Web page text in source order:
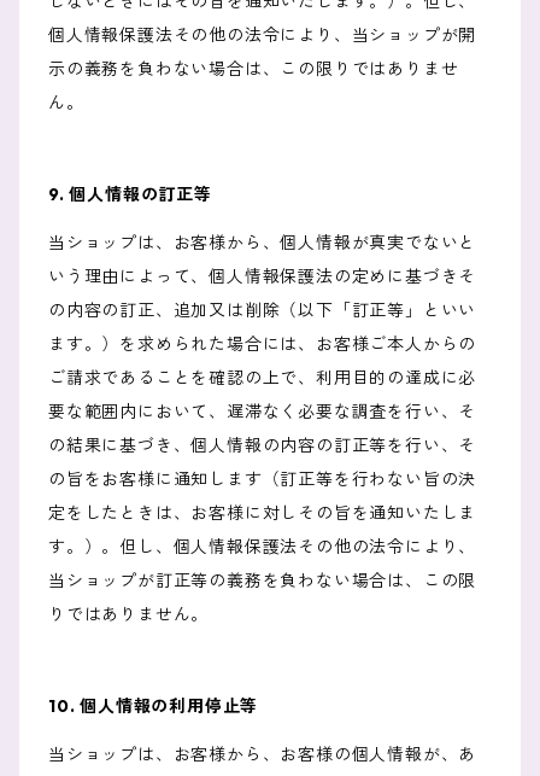
個人情報保護法その他の法令により、当ショップが開
示の義務を負わない場合は、この限りではありませ
ん。
9. 個人情報の訂正等
当ショップは、お客様から、個人情報が真実でないと
いう理由によって、個人情報保護法の定めに基づきそ
の内容の訂正、追加又は削除（以下「訂正等」といい
ます。）を求められた場合には、お客様ご本人からの
ご請求であることを確認の上で、利用目的の達成に必
要な範囲内において、遅滞なく必要な調査を行い、そ
の結果に基づき、個人情報の内容の訂正等を行い、そ
の旨をお客様に通知します（訂正等を行わない旨の決
定をしたときは、お客様に対しその旨を通知いたしま
す。）。但し、個人情報保護法その他の法令により、
当ショップが訂正等の義務を負わない場合は、この限
りではありません。
10. 個人情報の利用停止等
当ショップは、お客様から、お客様の個人情報が、あ